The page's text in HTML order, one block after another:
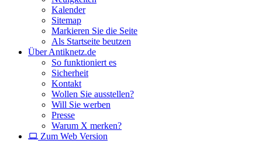
Kalender
Sitemap
Markieren Sie die Seite
Als Startseite beutzen
Über Antiknetz.de
So funktioniert es
Sicherheit
Kontakt
Wollen Sie ausstellen?
Will Sie werben
Presse
Warum X merken?
Zum Web Version